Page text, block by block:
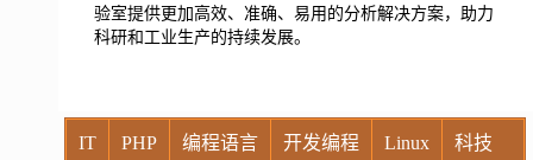
验室提供更加高效、准确、易用的分析解决方案，助力
科研和工业生产的持续发展。
IT PHP 编程语言 开发编程 Linux 科技